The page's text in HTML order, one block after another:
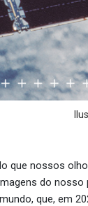
que nossos
do nosso
que, em